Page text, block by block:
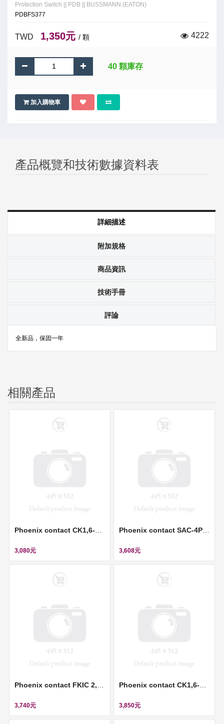
Protection Switch || PDB || BUSSMANN (EATON)
PDBFS377
TWD 1,350元 / 顆 4222
40 顆庫存
加入購物車
產品概覽和技術數據資料表
詳細描述
附加規格
商品資訊
技術手冊
評論
全新品，保固一年
相關產品
3,080元 3,608元
3,740元 3,850元